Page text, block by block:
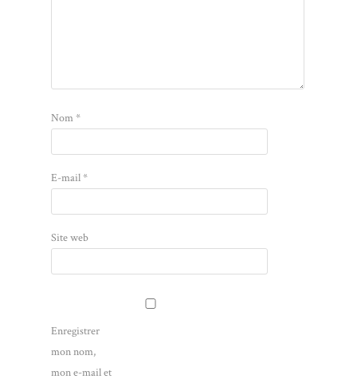
Nom*
E-mail*
Site web
Enregistrer
mon nom,
mon e-mail et